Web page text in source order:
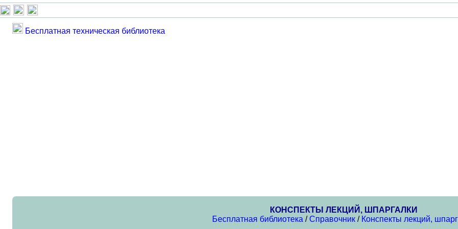
Бесплатная техническая библиотека
КОНСПЕКТЫ ЛЕКЦИЙ, ШПАРГАЛКИ
Бесплатная библиотека /Справочник/ Конспекты лекций,